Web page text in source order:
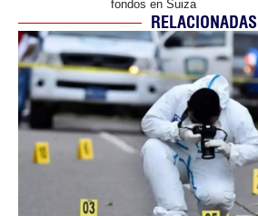
fondos en Suiza
RELACIONADAS